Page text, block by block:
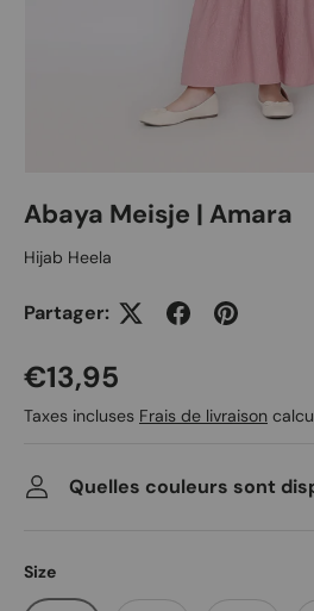
Abaya Meisje | Amara
Hijab Heela
Partager:
Prix habituel
€13,95
Taxes incluses Frais de livraison
Quelles couleurs sont
Size